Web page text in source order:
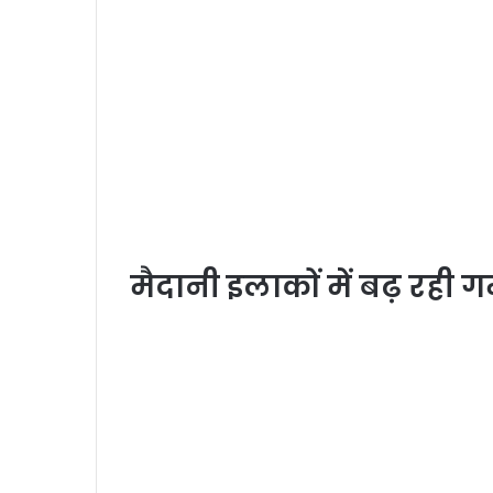
मैदानी इलाकों में बढ़ रही